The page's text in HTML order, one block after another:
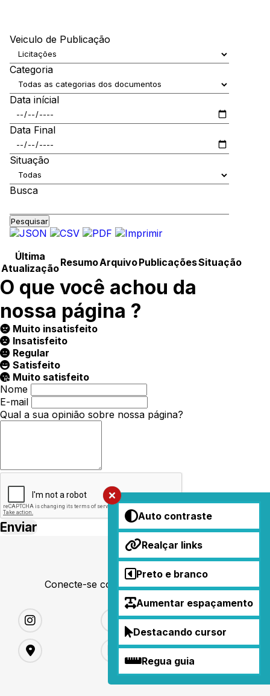
Auto contraste
Realçar links
Preto e branco
Aumentar espaçamento
Destacando cursor
Regua guia
Veiculo de Publicação
Categoria
Data inícial
Data Final
Situação
Busca
Pesquisar
Última
AtualizaçãoResumoArquivoPublicaçõesSituação
O que você achou da
nossa página ?
Muito insatisfeito
Insatisfeito
Regular
Satisfeito
Muito satisfeito
Nome
E-mail
Qual a sua opinião sobre nossa página?
Conecte-se conosco nas redes sociais